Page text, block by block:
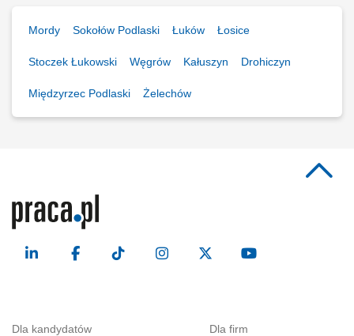
Mordy Sokołów Podlaski Łuków Łosice
Stoczek Łukowski Węgrów Kałuszyn Drohiczyn
Międzyrzec Podlaski Żelechów
Dla kandydatów Dla firm